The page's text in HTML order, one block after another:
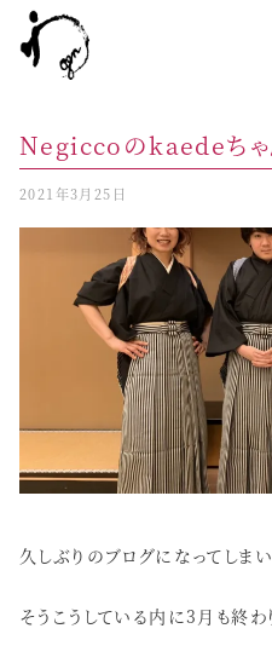
Negiccoのkaedeちゃ
2021年3月25日
久しぶりのブログになってしまい
そうこうしている内に3月も終わ